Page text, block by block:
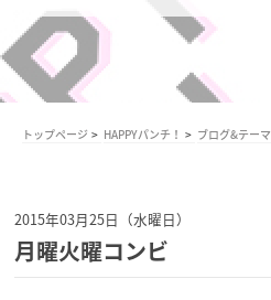
トップページ HAPPYパンチ！ ブログ&テーマ
2015年03月25日（水曜日）
月曜火曜コンビ